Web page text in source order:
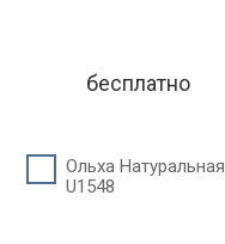
бесплатно
Ольха Натуральная
U1548